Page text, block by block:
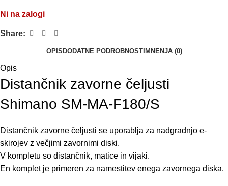
Ni na zalogi
Share:
OPIS DODATNE PODROBNOSTI MNENJA (0)
Opis
Distančnik zavorne čeljusti
Shimano SM-MA-F180/S
Distančnik zavorne čeljusti se uporablja za nadgradnjo e-
skirojev z večjimi zavornimi diski.
V kompletu so distančnik, matice in vijaki.
En komplet je primeren za namestitev enega zavornega diska.